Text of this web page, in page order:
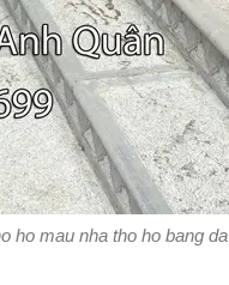
ho mau nha tho ho bang da